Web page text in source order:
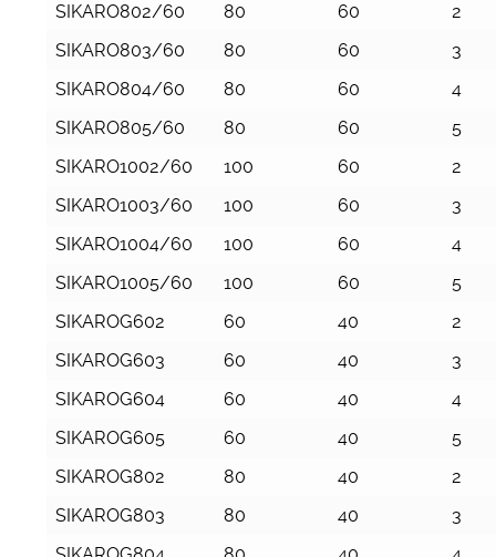
SIKARO802/60
80 60
2
SIKARO803/60
80 60
3
SIKARO804/60
80 60
4
SIKARO805/60
80 60
5
SIKARO1002/60
100 60
2
SIKARO1003/60
100 60
3
SIKARO1004/60
100 60
4
SIKARO1005/60
100 60
5
SIKAROG602
60 40
2
SIKAROG603
60 40
3
SIKAROG604
60 40
4
SIKAROG605
60 40
5
SIKAROG802
80 40
2
SIKAROG803
80 40
3